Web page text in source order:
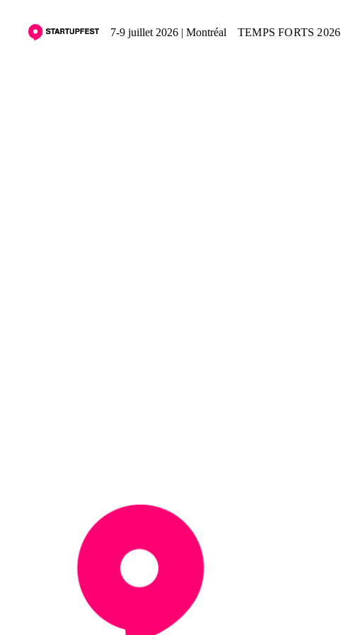
7-9 juillet 2026 | Montréal TEMPS FORTS 2026